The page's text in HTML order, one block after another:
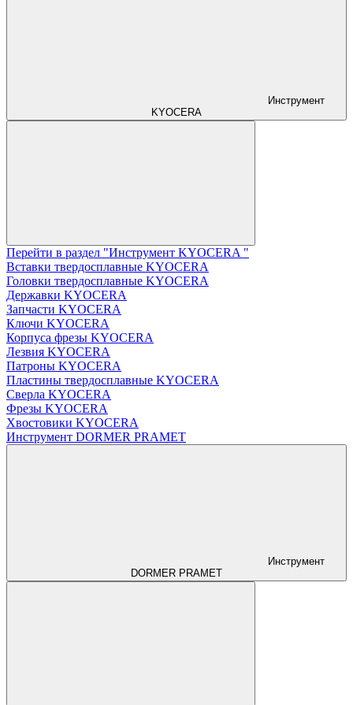
Инструмент
KYOCERA
Перейти в раздел "Инструмент KYOCERA "
Вставки твердосплавные KYOCERA
Головки твердосплавные KYOCERA
Державки KYOCERA
Запчасти KYOCERA
Ключи KYOCERA
Корпуса фрезы KYOCERA
Лезвия KYOCERA
Патроны KYOCERA
Пластины твердосплавные KYOCERA
Сверла KYOCERA
Фрезы KYOCERA
Хвостовики KYOCERA
Инструмент DORMER PRAMET
Инструмент
DORMER PRAMET